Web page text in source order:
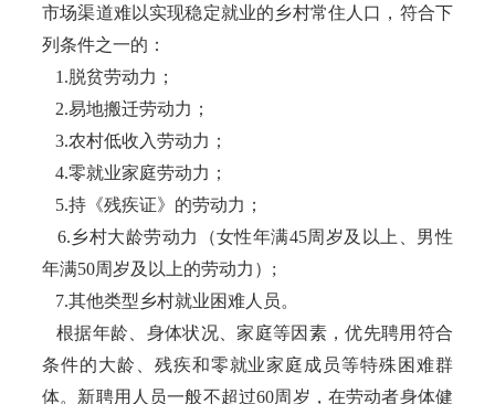
市场渠道难以实现稳定就业的乡村常住人口，符合下
列条件之一的：
1.脱贫劳动力；
2.易地搬迁劳动力；
3.农村低收入劳动力；
4.零就业家庭劳动力；
5.持《残疾证》的劳动力；
6.乡村大龄劳动力（女性年满45周岁及以上、男性
年满50周岁及以上的劳动力）;
7.其他类型乡村就业困难人员。
根据年龄、身体状况、家庭等因素，优先聘用符合
条件的大龄、残疾和零就业家庭成员等特殊困难群
体。新聘用人员一般不超过60周岁，在劳动者身体健